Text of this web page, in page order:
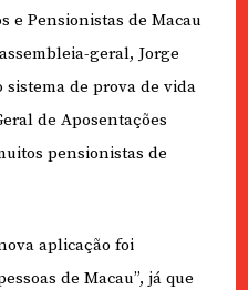
e Pensionistas de Macau
geral, Jorge
sistema de prova de vida
de Aposentações
pensionistas de
aplicação foi
de Macau”, já que